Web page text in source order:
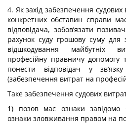
4. Як захід забезпечення
конкретних обставин справи
відповідача, зобов’язати
рахунок суду грошову суму для
відшкодування майбутніх
професійну правничу допомогу
понести відповідач у
(забезпечення витрат на
Таке забезпечення судових
1) позов має ознаки завідомо
ознаки зловживання правом на